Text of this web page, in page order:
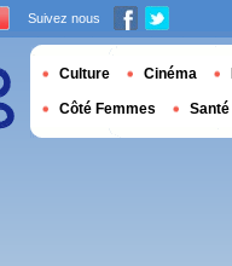
Suivez nous
Culture Cinéma
Côté Femmes Santé